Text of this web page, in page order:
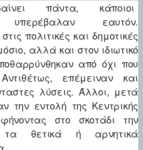
πάντα, κάποιοι
υπερέβαλαν εαυτόν.
πολιτικές και δημοτικές
αλλά και στον ιδιωτικό
από όχι που
επέμειναν και
λύσεις. Άλλοι, μετά
την εντολή της Κεντρικής
στο σκοτάδι την
θετικά ή αρνητικά